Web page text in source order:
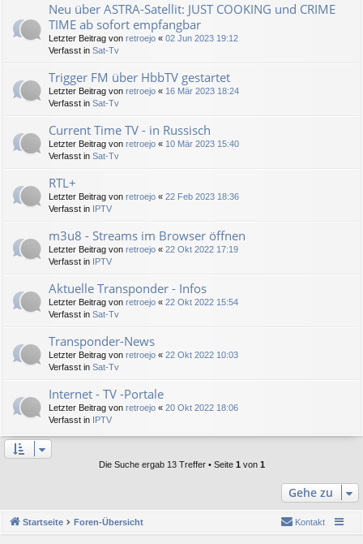
Neu über ASTRA-Satellit: JUST COOKING und CRIME
TIME ab sofort empfangbar
Letzter Beitrag von retroejo « 02 Jun 2023 19:12
Verfasst in Sat-Tv
Trigger FM über HbbTV gestartet
Letzter Beitrag von retroejo « 16 Mär 2023 18:24
Verfasst in Sat-Tv
Current Time TV - in Russisch
Letzter Beitrag von retroejo « 10 Mär 2023 15:40
Verfasst in Sat-Tv
RTL+
Letzter Beitrag von retroejo « 22 Feb 2023 18:36
Verfasst in
IPTV
m3u8 - Streams im Browser öffnen
Letzter Beitrag von retroejo « 22 Okt 2022 17:19
Verfasst in
IPTV
Aktuelle Transponder - Infos
Letzter Beitrag von retroejo « 22 Okt 2022 15:54
Verfasst in Sat-Tv
Transponder-News
Letzter Beitrag von retroejo « 22 Okt 2022 10:03
Verfasst in Sat-Tv
Internet - TV -Portale
Letzter Beitrag von retroejo « 20 Okt 2022 18:06
Verfasst in
IPTV
Die Suche ergab 13 Treffer • Seite 1 von 1
Gehe zu
Startseite Foren-Übersicht Kontakt